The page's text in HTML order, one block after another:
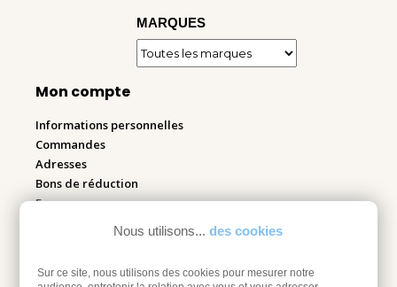
Nous utilisons... des cookies
Sur ce site, nous utilisons des cookies pour mesurer notre
MARQUES
Mon compte
Informations personnelles
Commandes
Adresses
Bons de réduction
Espace pro